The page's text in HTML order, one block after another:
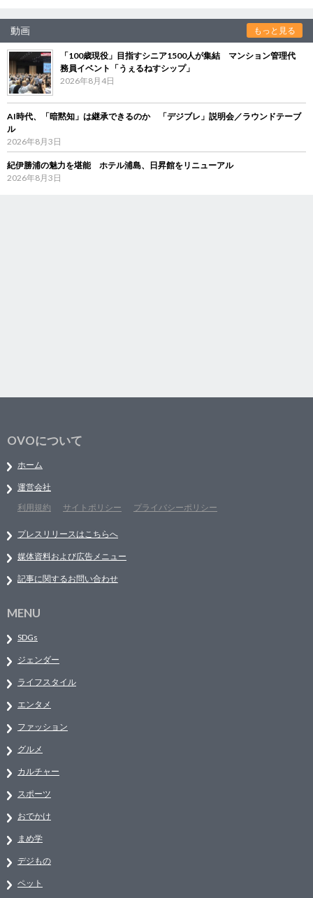
動画 もっと見る
「100歳現役」目指すシニア1500人が集結 マンション管理代
務員イベント「うぇるねすシップ」
2026年8月4日
AI時代、「暗黙知」は継承できるのか 「デジブレ」説明会／ラウンドテーブ
ル
2026年8月3日
紀伊勝浦の魅力を堪能 ホテル浦島、日昇館をリニューアル
2026年8月3日
OVOについて
ホーム
運営会社
利用規約
サイトポリシー プライバシーポリシー
プレスリリースはこちらへ
媒体資料および広告メニュー
記事に関するお問い合わせ
MENU
SDGs
ジェンダー
ライフスタイル
エンタメ
ファッション
グルメ
カルチャー
スポーツ
おでかけ
まめ学
デジもの
ペット